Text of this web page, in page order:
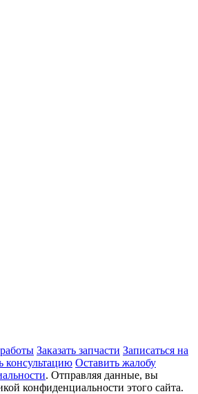
Заказать запчасти Записаться на
консультацию Оставить жалобу
. Отправляя данные, вы
конфиденциальности этого сайта.